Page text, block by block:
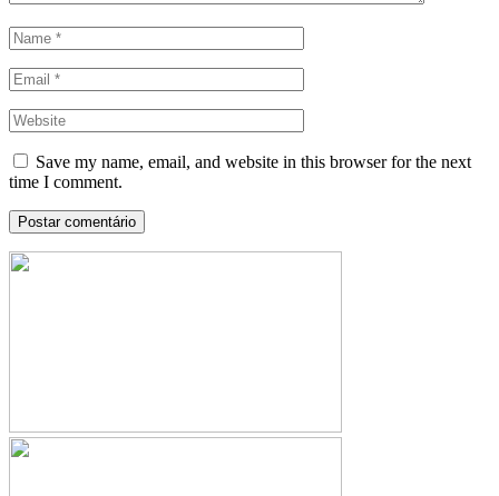
Save my name, email, and website in this browser for the next
time I comment.